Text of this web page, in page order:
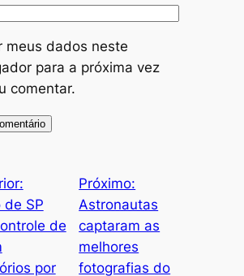
meus dados neste
para a próxima vez
comentar.
de SP
de
por
Próximo:
Astronautas
captaram as
melhores
fotografias do